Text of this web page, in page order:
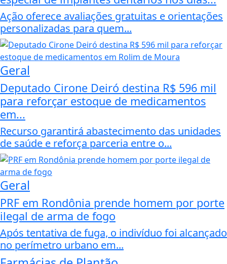
Ação oferece avaliações gratuitas e orientações
personalizadas para quem...
Geral
Deputado Cirone Deiró destina R$ 596 mil
para reforçar estoque de medicamentos
em...
Recurso garantirá abastecimento das unidades
de saúde e reforça parceria entre o...
Geral
PRF em Rondônia prende homem por porte
ilegal de arma de fogo
Após tentativa de fuga, o indivíduo foi alcançado
no perímetro urbano em...